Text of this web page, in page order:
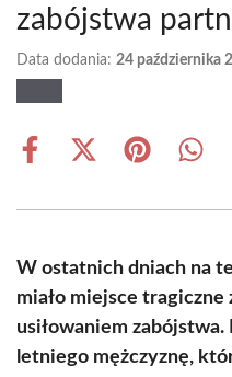
zabójstwa
Data dodania: 24 października
Share
Share
(Twitter)
Share Share
W ostatnich dniach na
miało miejsce tragiczne
usiłowaniem
letniego mężczyznę,